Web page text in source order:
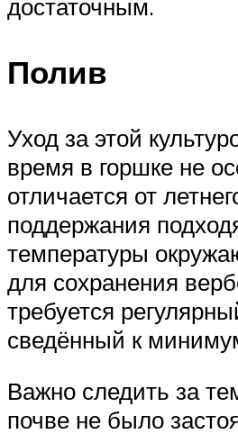
достаточным.
Полив
Уход за этой
время в горшке не
отличается от
поддержания
температуры
для сохранения
требуется
сведённый к
Важно следить за
почве не было